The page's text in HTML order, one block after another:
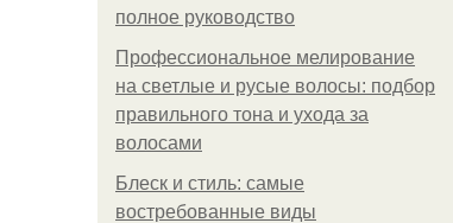
полное руководство
Профессиональное мелирование
на светлые и русые волосы: подбор
правильного тона и ухода за
волосами
Блеск и стиль: самые
востребованные виды